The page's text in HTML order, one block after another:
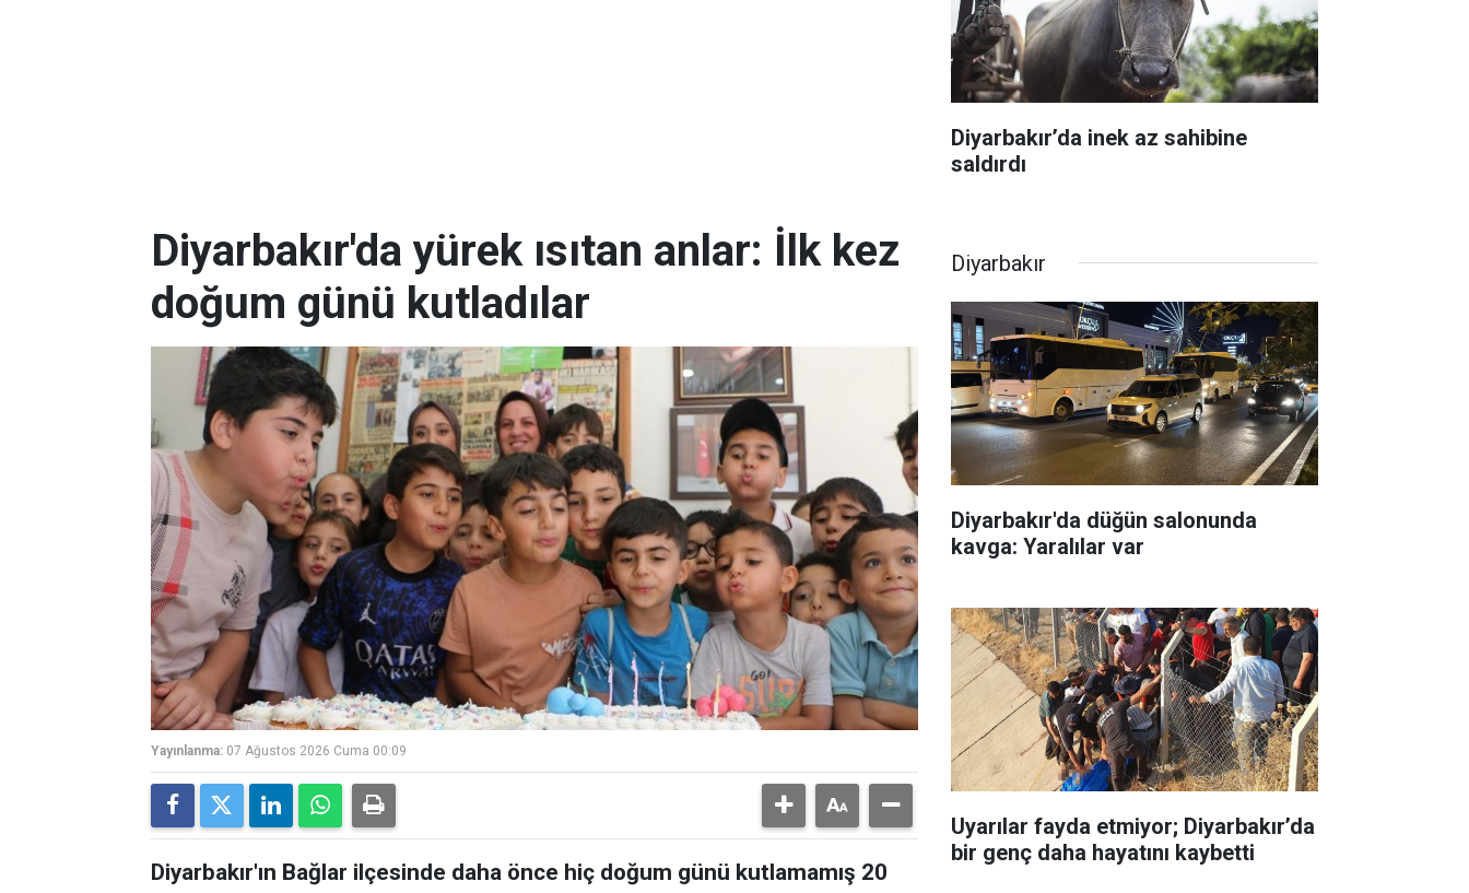
Diyarbakır’da inek az sahibine
saldırdı
Diyarbakır'da yürek ısıtan anlar: İlk kez
doğum günü kutladılar
Yayınlanma: 07 Ağustos 2026 Cuma 00:09
Diyarbakır'ın Bağlar ilçesinde daha önce hiç doğum günü kutlamamış 20
Diyarbakır
Diyarbakır'da düğün salonunda
kavga: Yaralılar var
Uyarılar fayda etmiyor; Diyarbakır’da
bir genç daha hayatını kaybetti